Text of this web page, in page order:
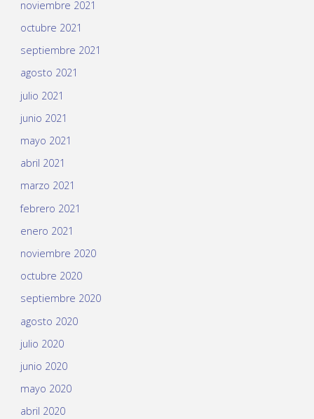
noviembre 2021
octubre 2021
septiembre 2021
agosto 2021
julio 2021
junio 2021
mayo 2021
abril 2021
marzo 2021
febrero 2021
enero 2021
noviembre 2020
octubre 2020
septiembre 2020
agosto 2020
julio 2020
junio 2020
mayo 2020
abril 2020